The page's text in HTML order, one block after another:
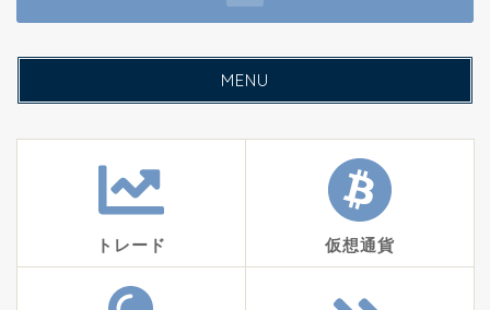
MENU
トレード 仮想通貨